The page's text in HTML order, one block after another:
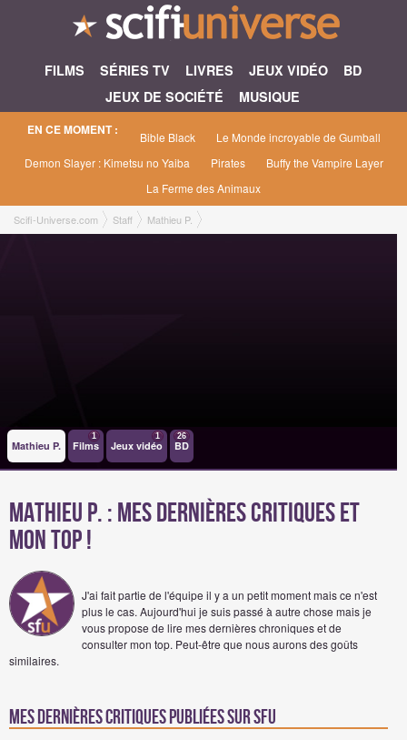
FILMS SÉRIES TV LIVRES JEUX VIDÉO
BD
JEUX DE SOCIÉTÉ
MUSIQUE
EN CE MOMENT : Bible Black
Le Monde incroyable de Gumball
Demon Slayer : Kimetsu no Yaiba
Pirates
Buffy the Vampire Layer
La Ferme des Animaux
Scifi-Universe.com Staff Mathieu P.
Mathieu P. Films
1
Jeux vidéo
1
BD
26
Mathieu P. : Mes dernières critiques et
mon Top !
J'ai fait partie de l'équipe il y a un petit moment mais ce n'est
plus le cas. Aujourd'hui je suis passé à autre chose mais je
vous propose de lire mes dernières chroniques et de
consulter mon top. Peut-être que nous aurons des goûts
similaires.
Mes dernières critiques publiées sur SFU